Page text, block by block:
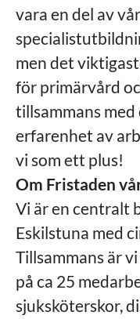
vara en del av
men det
för primärvård
tillsammans med
erfarenhet av
vi som ett plus!
Om Fristaden
Vi är en centralt
Eskilstuna med
Tillsammans är
på ca 25
sjuksköterskor,